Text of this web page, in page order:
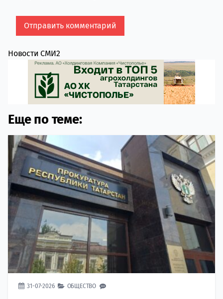
Новости СМИ2
Еще по теме:
31-07-2026 ОБЩЕСТВО